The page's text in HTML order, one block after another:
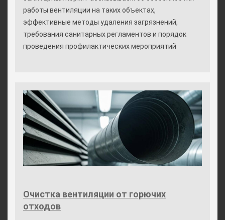
работы вентиляции на таких объектах,
эффективные методы удаления загрязнений,
требования санитарных регламентов и порядок
проведения профилактических мероприятий
Очистка вентиляции от горючих
отходов